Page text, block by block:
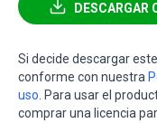
Si decide descargar
conforme con nuestra
uso . Para usar el
comprar una licencia